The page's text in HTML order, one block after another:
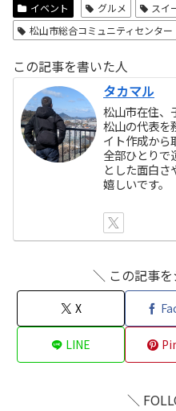
イベント グルメ スイ
松山市総合コミュニティセンター
この記事を書いた人
タカマル
松山市在住、
松山の代表を
イト作成から
全部ひとりで
とした面白
嬉しいです。
＼ この記事
X
LINE
＼